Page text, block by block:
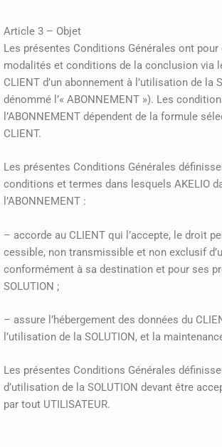
Article 3 – Objet
Les présentes Conditions Générales ont
modalités et conditions de la conclusion via
CLIENT d’un abonnement à l’utilisation de la
dénommé l’« ABONNEMENT »). Les
l’ABONNEMENT dépendent de la formule
CLIENT.
Les présentes Conditions Générales
conditions et termes dans lesquels AKELIO
l’ABONNEMENT :
– accorde au CLIENT qui l’accepte, le droit
cessible, non transmissible et non exclusif
conformément à sa destination et pour ses
SOLUTION ;
– assure l’hébergement des données du
l’utilisation de la SOLUTION, et la
Les présentes Conditions Générales
d’utilisation de la SOLUTION devant être
par tout UTILISATEUR.